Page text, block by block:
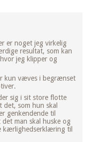
er noget jeg virkelig
resultat, som kan
jeg klipper og
kun væves i begrænset
sig i sit store flotte
som hun skal
genkendende til
man skal huske og
kærlighedserklæring til